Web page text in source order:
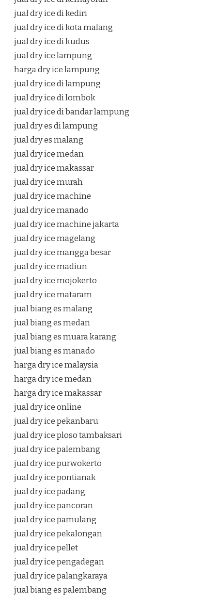
jual dry ice di kediri
jual dry ice di kota malang
jual dry ice di kudus
jual dry ice lampung
harga dry ice lampung
jual dry ice di lampung
jual dry ice di lombok
jual dry ice di bandar lampung
jual dry es di lampung
jual dry es malang
jual dry ice medan
jual dry ice makassar
jual dry ice murah
jual dry ice machine
jual dry ice manado
jual dry ice machine jakarta
jual dry ice magelang
jual dry ice mangga besar
jual dry ice madiun
jual dry ice mojokerto
jual dry ice mataram
jual biang es malang
jual biang es medan
jual biang es muara karang
jual biang es manado
harga dry ice malaysia
harga dry ice medan
harga dry ice makassar
jual dry ice online
jual dry ice pekanbaru
jual dry ice ploso tambaksari
jual dry ice palembang
jual dry ice purwokerto
jual dry ice pontianak
jual dry ice padang
jual dry ice pancoran
jual dry ice pamulang
jual dry ice pekalongan
jual dry ice pellet
jual dry ice pengadegan
jual dry ice palangkaraya
jual biang es palembang